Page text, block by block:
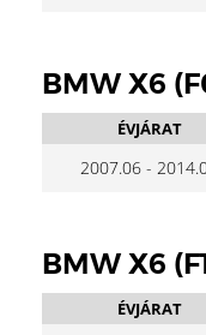
BMW X6
ÉVJÁRAT
2007.06 -
BMW X6
ÉVJÁRAT